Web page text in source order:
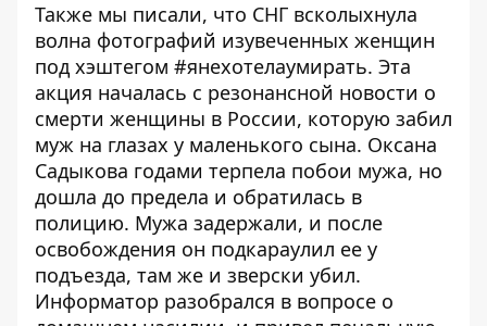
Также мы писали, что СНГ всколыхнула
волна фотографий изувеченных женщин
под хэштегом #янехотелаумирать. Эта
акция началась с резонансной новости о
смерти женщины в России, которую забил
муж на глазах у маленького сына. Оксана
Садыкова годами терпела побои мужа, но
дошла до предела и обратилась в
полицию. Мужа задержали, и после
освобождения он подкараулил ее у
подъезда, там же и зверски убил.
Информатор разобрался в вопросе о